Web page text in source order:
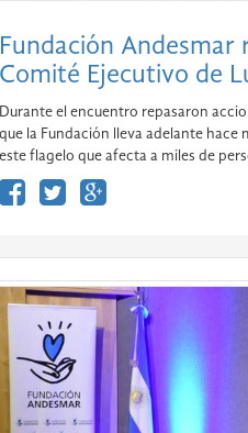
Fundación Andesmar
Comité Ejecutivo de
Durante el encuentro repasaron
que la Fundación lleva adelante hace
este flagelo que afecta a miles de